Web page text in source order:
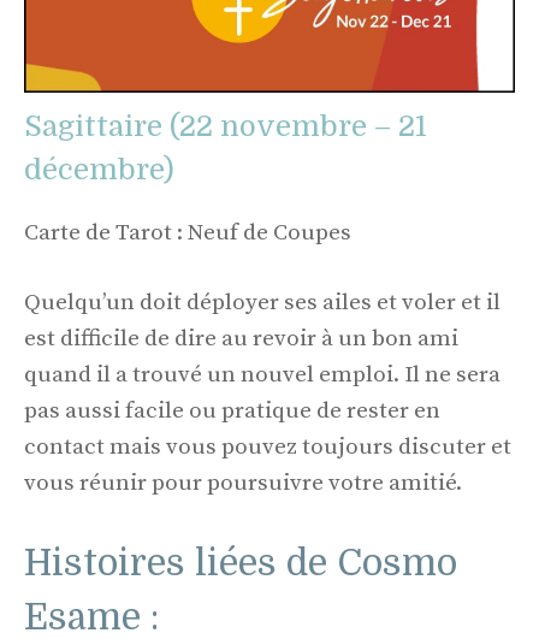
Sagittaire (22 novembre – 21
décembre)
Carte de Tarot : Neuf de Coupes
Quelqu’un doit déployer ses ailes et voler et il
est difficile de dire au revoir à un bon ami
quand il a trouvé un nouvel emploi. Il ne sera
pas aussi facile ou pratique de rester en
contact mais vous pouvez toujours discuter et
vous réunir pour poursuivre votre amitié.
Histoires liées de Cosmo
Esame :